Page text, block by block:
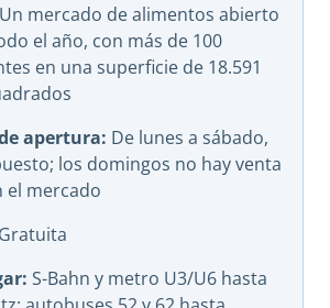
Un mercado de alimentos abierto
el año, con más de 100
en una superficie de 18.591
apertura: De lunes a sábado,
los domingos no hay venta
el mercado
Gratuita
S-Bahn y metro U3/U6 hasta